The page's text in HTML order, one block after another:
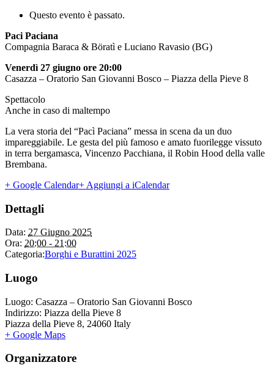
Questo evento è passato.
Paci Paciana
Compagnia Baraca & Böratì e Luciano Ravasio (BG)
Venerdì 27 giugno ore 20:00
Casazza – Oratorio San Giovanni Bosco – Piazza della Pieve 8
Spettacolo
Anche in caso di maltempo
La vera storia del “Pacì Paciana” messa in scena da un duo
impareggiabile. Le gesta del più famoso e amato fuorilegge vissuto
in terra bergamasca, Vincenzo Pacchiana, il Robin Hood della valle
Brembana.
+ Google Calendar+ Aggiungi a iCalendar
Dettagli
Data: 27 Giugno 2025
Ora: 20:00 - 21:00
Categoria:Borghi e Burattini 2025
Luogo
Luogo: Casazza – Oratorio San Giovanni Bosco
Indirizzo: Piazza della Pieve 8
Piazza della Pieve 8, 24060 Italy
+ Google Maps
Organizzatore